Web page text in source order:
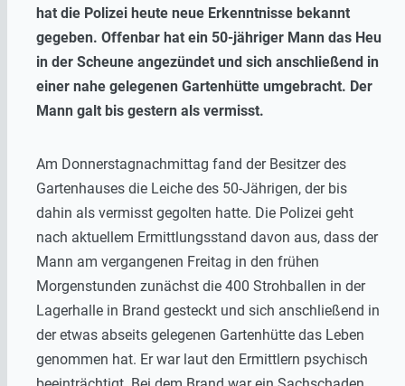
hat die Polizei heute neue Erkenntnisse bekannt
gegeben. Offenbar hat ein 50-jähriger Mann das Heu
in der Scheune angezündet und sich anschließend in
einer nahe gelegenen Gartenhütte umgebracht. Der
Mann galt bis gestern als vermisst.
Am Donnerstagnachmittag fand der Besitzer des
Gartenhauses die Leiche des 50-Jährigen, der bis
dahin als vermisst gegolten hatte. Die Polizei geht
nach aktuellem Ermittlungsstand davon aus, dass der
Mann am vergangenen Freitag in den frühen
Morgenstunden zunächst die 400 Strohballen in der
Lagerhalle in Brand gesteckt und sich anschließend in
der etwas abseits gelegenen Gartenhütte das Leben
genommen hat. Er war laut den Ermittlern psychisch